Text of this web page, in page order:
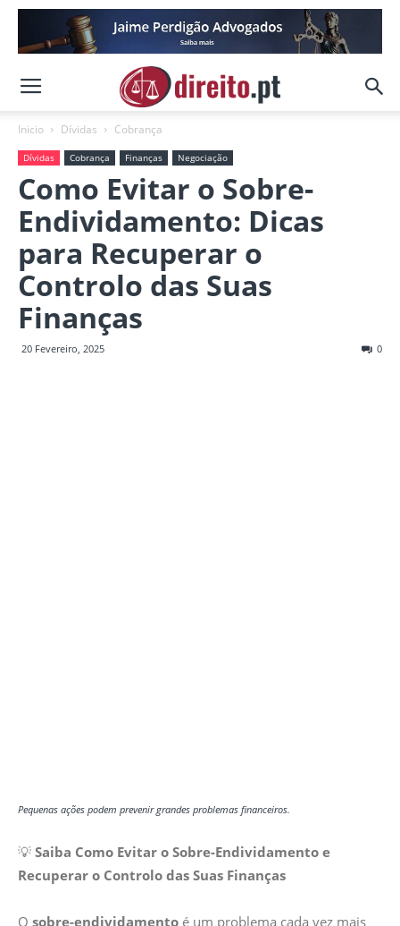
Inicio Dívidas Cobrança
Dívidas Cobrança Finanças Negociação
Como Evitar o Sobre-
Endividamento: Dicas
para Recuperar o
Controlo das Suas
Finanças
20 Fevereiro, 2025 0
Pequenas ações podem prevenir grandes problemas financeiros.
💡 Saiba Como Evitar o Sobre-Endividamento e
Recuperar o Controlo das Suas Finanças
O sobre-endividamento é um problema cada vez mais